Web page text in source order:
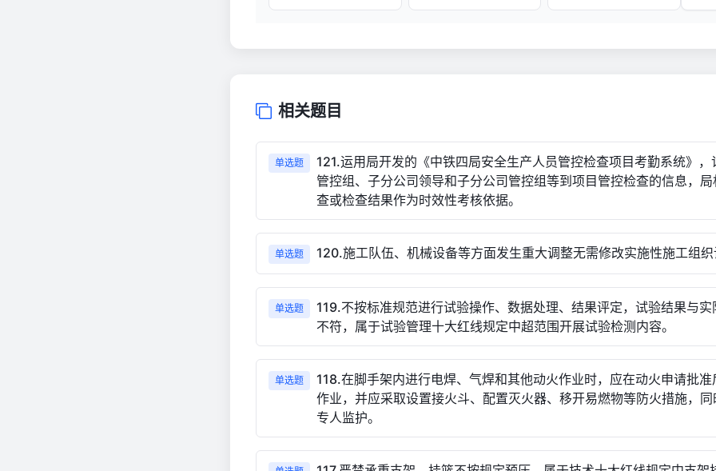
相关题目
单选题
121.运用局开发的《中铁四局安全生产人员管控检查项目考勤系统》，
管控组、子分公司领导和子分公司管控组等到项目管控检查的信息，
查或检查结果作为时效性考核依据。
单选题 120.施工队伍、机械设备等方面发生重大调整无需修改实施性施工组
单选题
119.不按标准规范进行试验操作、数据处理、结果评定，试验结果与实
不符，属于试验管理十大红线规定中超范围开展试验检测内容。
单选题
118.在脚手架内进行电焊、气焊和其他动火作业时，应在动火申请批准
作业，并应采取设置接火斗、配置灭火器、移开易燃物等防火措施，
专人监护。